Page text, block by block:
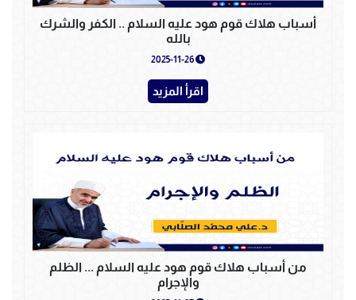
أسباب هلاك قوم هود عليه السلام .. الكفر والشرك
بالله
اقرأ المزيد
من أسباب هلاك قوم هود عليه السلام ... الظلم
والإجرام